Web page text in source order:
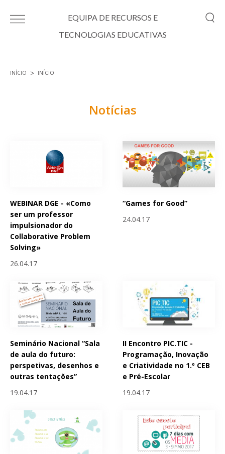
EQUIPA DE RECURSOS E
TECNOLOGIAS EDUCATIVAS
INÍCIO INÍCIO
Notícias
WEBINAR DGE - «Como
ser um professor
impulsionador do
Collaborative Problem
Solving»
26.04.17
“Games for Good”
24.04.17
Seminário Nacional “Sala
de aula do futuro:
perspetivas, desenhos e
outras tentações”
19.04.17
II Encontro PIC.TIC -
Programação, Inovação
e Criatividade no 1.º CEB
e Pré-Escolar
19.04.17
Páginas